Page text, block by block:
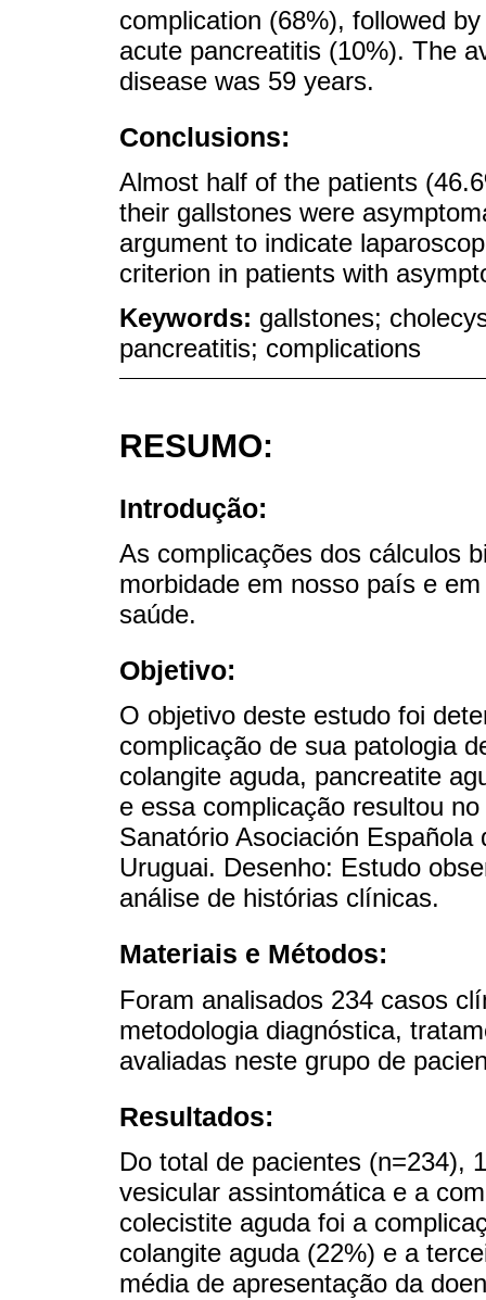
complication (68%), followed
acute pancreatitis (10%). The
disease was 59 years.
Conclusions:
Almost half of the patients
their gallstones were
argument to indicate
criterion in patients with
Keywords: gallstones;
pancreatitis; complications
RESUMO:
Introdução:
As complicações dos cálculos
morbidade em nosso país e
saúde.
Objetivo:
O objetivo deste estudo foi
complicação de sua patologia
colangite aguda, pancreatite
e essa complicação resultou
Sanatório Asociación
Uruguai. Desenho: Estudo
análise de histórias clínicas.
Materiais e Métodos:
Foram analisados ​​234 casos
metodologia diagnóstica,
avaliadas neste grupo de
Resultados:
Do total de pacientes (n=234),
vesicular assintomática e a
colecistite aguda foi a
colangite aguda (22%) e a
média de apresentação da